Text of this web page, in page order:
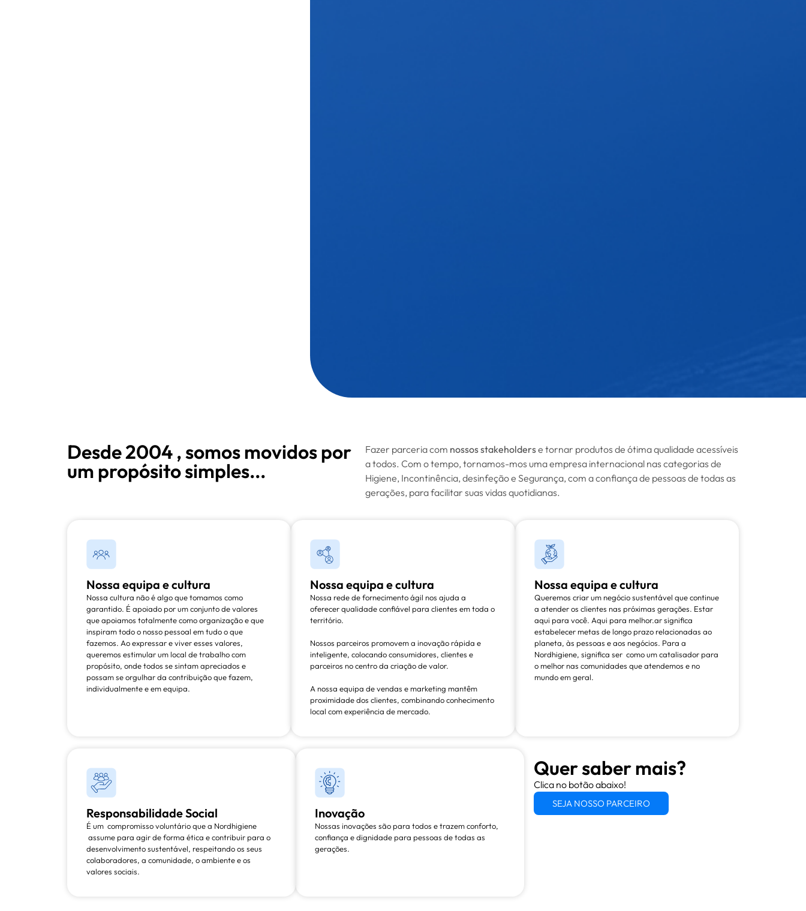
Desde 2004 , somos movidos por
um propósito simples...
Fazer parceria com nossos stakeholderse tornar produtos de ótima qualidade acessíveis
a todos. Com o tempo, tornamos-mos uma empresa internacional nas categorias de
Higiene, Incontinência, desinfeção e Segurança, com a confiança de pessoas de todas as
gerações, para facilitar suas vidas quotidianas.
Nossa equipa e cultura
Nossa cultura não é algo que tomamos como
garantido. É apoiado por um conjunto de valores
que apoiamos totalmente como organização e que
inspiram todo o nosso pessoal em tudo o que
fazemos. Ao expressar e viver esses valores,
queremos estimular um local de trabalho com
propósito, onde todos se sintam apreciados e
possam se orgulhar da contribuição que fazem,
individualmente e em equipa.
Nossa equipa e cultura
Nossa rede de fornecimento ágil nos ajuda a
oferecer qualidade confiável para clientes em toda o
território.
Nossos parceiros promovem a inovação rápida e
inteligente, colocando consumidores, clientes e
parceiros no centro da criação de valor.
A nossa equipa de vendas e marketing mantêm
proximidade dos clientes, combinando conhecimento
local com experiência de mercado.
Nossa equipa e cultura
Queremos criar um negócio sustentável que continue
a atender os clientes nas próximas gerações. Estar
aqui para você. Aqui para melhor.ar significa
estabelecer metas de longo prazo relacionadas ao
planeta, às pessoas e aos negócios. Para a
Nordhigiene, significa ser como um catalisador para
o melhor nas comunidades que atendemos e no
mundo em geral.
Responsabilidade Social
É um compromisso voluntário que a Nordhigiene
assume para agir de forma ética e contribuir para o
desenvolvimento sustentável, respeitando os seus
colaboradores, a comunidade, o ambiente e os
valores sociais.
Inovação
Nossas inovações são para todos e trazem conforto,
confiança e dignidade para pessoas de todas as
gerações.
Quer saber mais?
Clica no botão abaixo!
SEJA NOSSO PARCEIRO